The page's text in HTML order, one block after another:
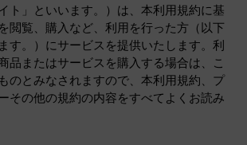
ト」といいます。）は、本利用規約に基
閲覧、購入など、利用を行った方（以下
す。）にサービスを提供いたします。利
品またはサービスを購入する場合は、こ
のとみなされますので、本利用規約、プ
その他の規約の内容をすべてよくお読み